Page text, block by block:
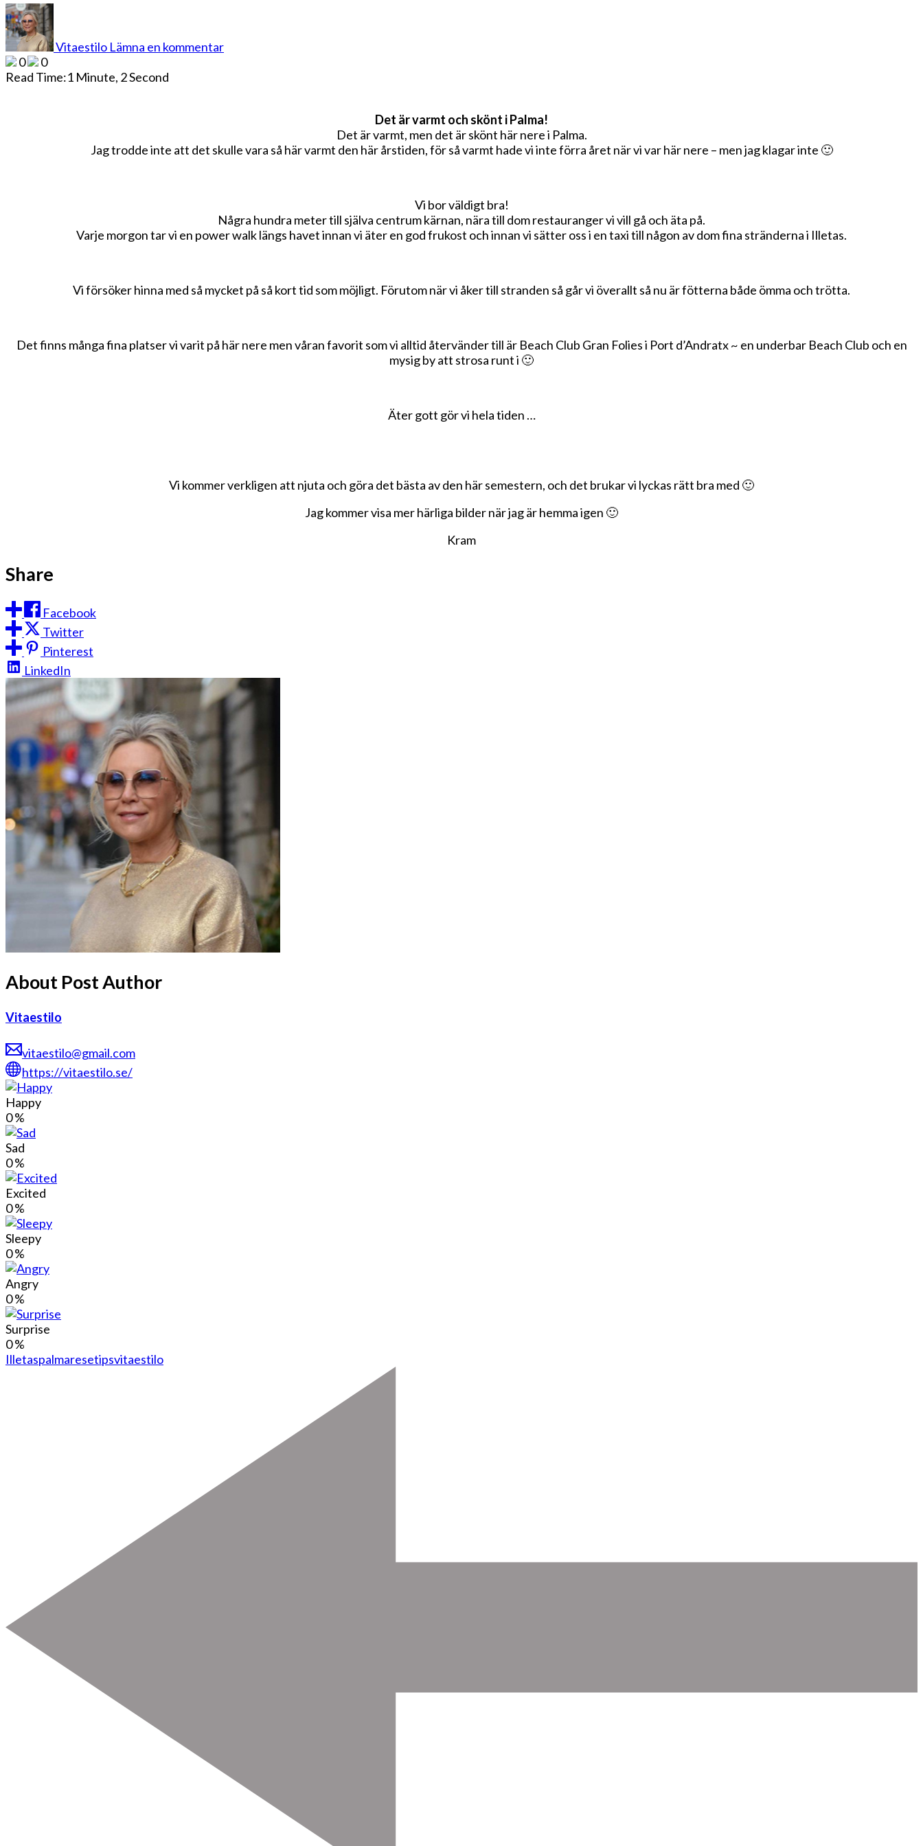
Vitaestilo Lämna en kommentar
varmt
0
0
Read Time:1 Minute, 2 Second
Det är varmt och skönt i Palma!
Det är varmt, men det är skönt här nere i Palma.
Jag trodde inte att det skulle vara så här varmt den här årstiden, för så varmt hade vi inte förra året när vi var här nere – men jag klagar inte 🙂
Vi bor väldigt bra!
Några hundra meter till själva centrum kärnan, nära till dom restauranger vi vill gå och äta på.
Varje morgon tar vi en power walk längs havet innan vi äter en god frukost och innan vi sätter oss i en taxi till någon av dom fina stränderna i Illetas.
Vi försöker hinna med så mycket på så kort tid som möjligt. Förutom när vi åker till stranden så går vi överallt så nu är fötterna både ömma och trötta.
Det finns många fina platser vi varit på här nere men våran favorit som vi alltid återvänder till är Beach Club Gran Folies i Port d’Andratx ~ en underbar Beach Club och en
mysig by att strosa runt i 🙂
Äter gott gör vi hela tiden …
Vi kommer verkligen att njuta och göra det bästa av den här semestern, och det brukar vi lyckas rätt bra med 🙂
Jag kommer visa mer härliga bilder när jag är hemma igen 🙂
Kram
Share
Facebook
Twitter
Pinterest
LinkedIn
About Post Author
Vitaestilo
vitaestilo@gmail.com
https://vitaestilo.se/
Happy
0%
Sad
0%
Excited
0%
Sleepy
0%
Angry
0%
Surprise
0%
Illetaspalmaresetipsvitaestilo